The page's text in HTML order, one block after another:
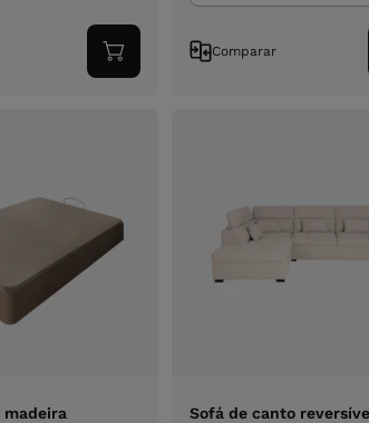
Adicionar
ao
Comparar
madeira
Sofá de canto